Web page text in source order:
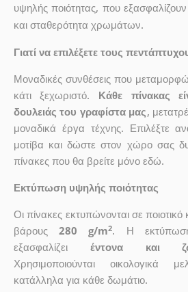
υψηλής ποιότητας, που
και σταθερότητα χρωμάτων.
Γιατί να επιλέξετε τους
Μοναδικές συνθέσεις που
κάτι ξεχωριστό. Κάθε πίνακας
δουλειάς του γραφίστα μας,
μοναδικά έργα τέχνης. Επιλέξτε
μοτίβα και δώστε στον χώρο σας
πίνακες που θα βρείτε μόνο εδώ.
Εκτύπωση υψηλής ποιότητας
Οι πίνακες εκτυπώνονται σε
βάρους280 g/m2. Η
εξασφαλίζει έντονα και
Χρησιμοποιούνται οικολογικά
κατάλληλα για κάθε δωμάτιο.